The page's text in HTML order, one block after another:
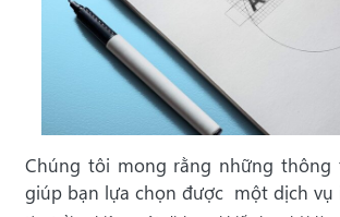
Chúng tôi mong rằng những thông
giúp bạn lựa chọn được một dịch vụ